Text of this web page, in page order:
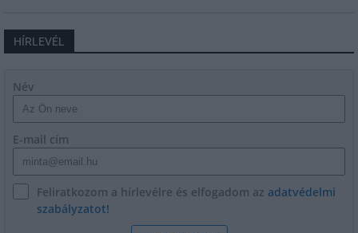
HÍRLEVÉL
Név
E-mail cím
Feliratkozom a hírlevélre és elfogadom az adatvédelmi
szabályzatot!